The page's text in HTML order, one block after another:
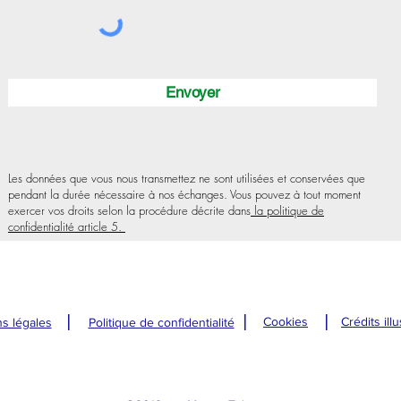
Envoyer
Les données que vous nous transmettez ne sont utilisées et conservées que
pendant la durée nécessaire à nos échanges. Vous pouvez à tout moment
exercer vos droits selon la procédure décrite dans la politique de
confidentialité article 5.
légales l Politique de confidentialité l Crédits
Cookies
l